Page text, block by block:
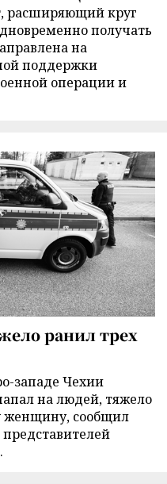
расширяющий круг
получать
на
поддержки
операции и
ранил трех
западе Чехии
на людей, тяжело
женщину, сообщил